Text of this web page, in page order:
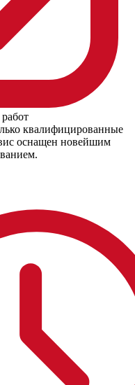
квалифицированные
оснащен новейшим